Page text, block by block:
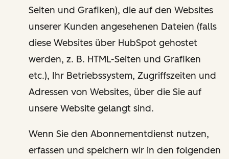
Seiten und Grafiken), die auf den Websites
unserer Kunden angesehenen Dateien (falls
diese Websites über HubSpot gehostet
werden, z. B. HTML-Seiten und Grafiken
etc.), Ihr Betriebssystem, Zugriffszeiten und
Adressen von Websites, über die Sie auf
unsere Website gelangt sind.
Wenn Sie den Abonnementdienst nutzen,
erfassen und speichern wir in den folgenden